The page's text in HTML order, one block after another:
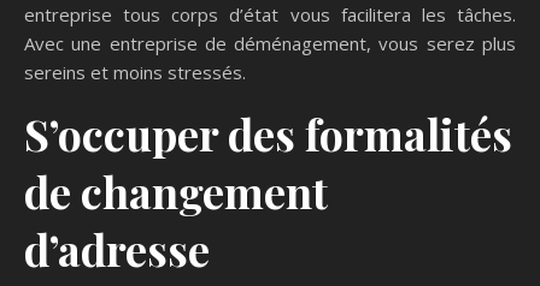
entreprise tous corps d’état vous facilitera les tâches.
Avec une entreprise de déménagement, vous serez plus
sereins et moins stressés.
S’occuper des formalités
de changement
d’adresse